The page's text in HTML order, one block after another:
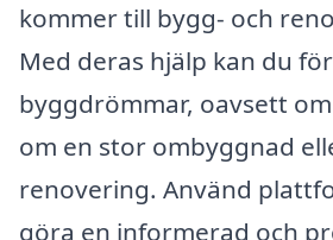
kommer till bygg- och
Med deras hjälp kan du
byggdrömmar, oavsett
om en stor ombyggnad
renovering. Använd
göra en informerad och